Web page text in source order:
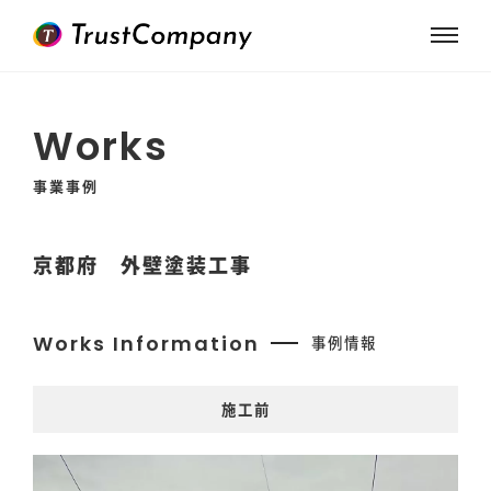
Works
事業事例
京都府 外壁塗装工事
Works Information 事例情報
施工前